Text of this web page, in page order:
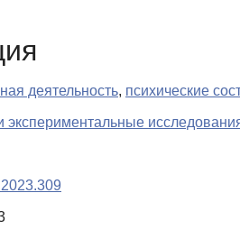
деятельность, психические
экспериментальные